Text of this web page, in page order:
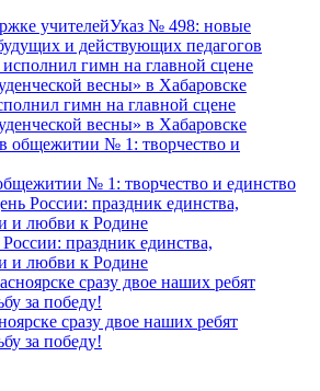
Указ № 498: новые
и действующих педагогов
гимн на главной сцене
весны» в Хабаровске
№ 1: творчество и единство
праздник единства,
и любви к Родине
сразу двое наших ребят
за победу!